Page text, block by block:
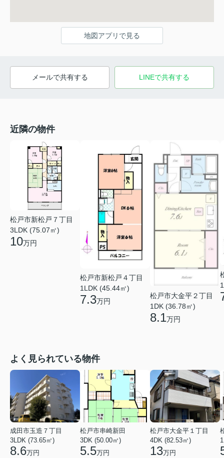
地図アプリで見る
メールで共有する LINEで共有する
近隣の物件
松戸市新松戸７丁目
3LDK (75.07㎡)
10万円
松戸市新松戸４丁目
1LDK (45.44㎡)
7.3万円
松戸市大金平２丁目
1DK (36.78㎡)
8.1万円
よく見られている物件
成田市玉造７丁目
3LDK (73.65㎡)
8.6万円
松戸市串崎新田
3DK (50.00㎡)
5.5万円
松戸市大金平１丁目
4DK (82.53㎡)
13万円